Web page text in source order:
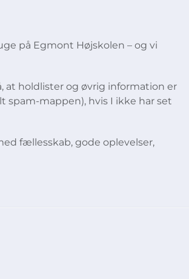
på Egmont Højskolen – og vi
at holdlister og øvrig information er
spam-mappen), hvis I ikke har set
fællesskab, gode oplevelser,